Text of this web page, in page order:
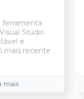
ferramenta
Studio
e
mais recente
mais